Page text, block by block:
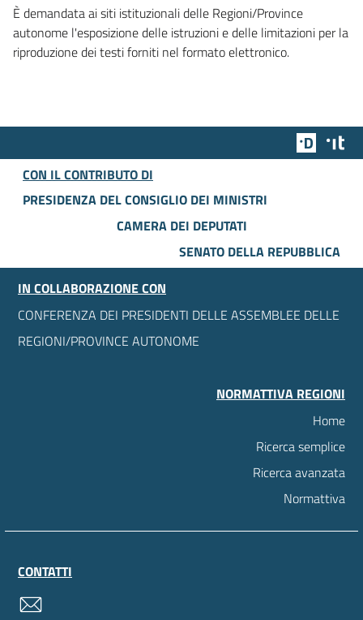
È demandata ai siti istituzionali delle Regioni/Province
autonome l'esposizione delle istruzioni e delle limitazioni per la
riproduzione dei testi forniti nel formato elettronico.
Team
CON IL CONTRIBUTO DI
PRESIDENZA DEL CONSIGLIO DEI MINISTRI
CAMERA DEI DEPUTATI
SENATO DELLA REPUBBLICA
IN COLLABORAZIONE CON
CONFERENZA DEI PRESIDENTI DELLE ASSEMBLEE DELLE
REGIONI/PROVINCE AUTONOME
NORMATTIVA REGIONI
Home
Ricerca semplice
Ricerca avanzata
Normattiva
CONTATTI